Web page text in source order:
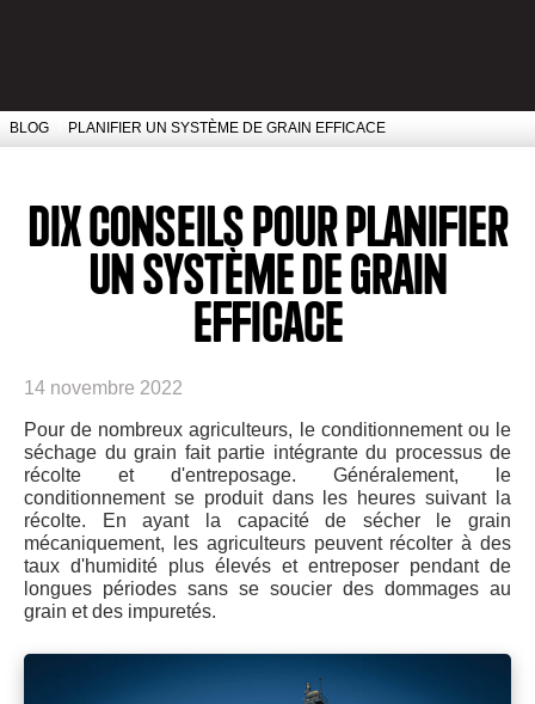
BLOG PLANIFIER UN SYSTÈME DE GRAIN EFFICACE
DIX CONSEILS POUR PLANIFIER
UN SYSTÈME DE GRAIN
EFFICACE
14 novembre 2022
Pour de nombreux agriculteurs, le conditionnement ou le
séchage du grain fait partie intégrante du processus de
récolte et d'entreposage. Généralement, le
conditionnement se produit dans les heures suivant la
récolte. En ayant la capacité de sécher le grain
mécaniquement, les agriculteurs peuvent récolter à des
taux d'humidité plus élevés et entreposer pendant de
longues périodes sans se soucier des dommages au
grain et des impuretés.